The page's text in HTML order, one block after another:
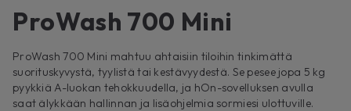
ProWash 700 Mini
ProWash 700 Mini mahtuu ahtaisiin tiloihin tinkimättä
suorituskyvystä, tyylistä tai kestävyydestä. Se pesee jopa 5 kg
pyykkiä A-luokan tehokkuudella, ja hOn-sovelluksen avulla
saat älykkään hallinnan ja lisäohjelmia sormiesi ulottuville.